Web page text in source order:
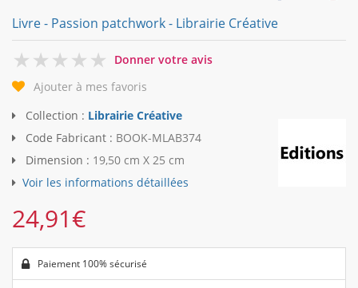
Livre - Passion patchwork - Librairie Créative
0
Donner votre avis
Ajouter à mes favoris
Collection : Librairie Créative
Code Fabricant : BOOK-MLAB374
Dimension : 19,50 cm X 25 cm
Voir les informations détaillées
24,91€
Paiement 100% sécurisé